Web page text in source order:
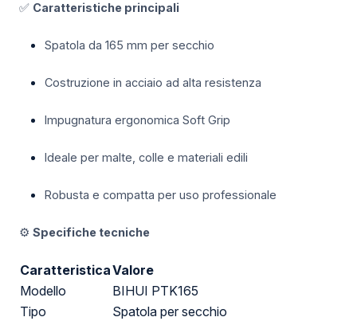
✅ Caratteristiche principali
Spatola da 165 mm per secchio
Costruzione in acciaio ad alta resistenza
Impugnatura ergonomica Soft Grip
Ideale per malte, colle e materiali edili
Robusta e compatta per uso professionale
⚙️ Specifiche tecniche
CaratteristicaValore
Modello
BIHUI PTK165
Tipo
Spatola per secchio